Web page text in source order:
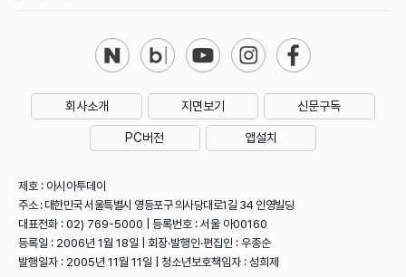
회사소개 지면보기 신문구독
PC버전 앱설치
제호 : 아시아투데이
주소 : 대한민국 서울특별시 영등포구 의사당대로1길 34 인영빌딩
대표전화 : 02) 769-5000 | 등록번호 : 서울 아00160
등록일 : 2006년 1월 18일 | 회장·발행인·편집인 : 우종순
발행일자 : 2005년 11월 11일 | 청소년보호책임자 : 성희제